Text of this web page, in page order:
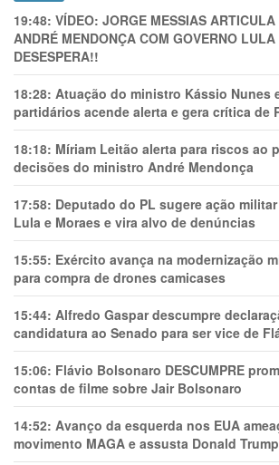
19:48: VÍDEO: JORGE MESSIAS
ANDRÉ MENDONÇA COM GOVERNO
DESESPERA!!
18:28: Atuação do ministro Kássio Nunes
partidários acende alerta e gera crítica de
18:18: Míriam Leitão alerta para riscos ao
decisões do ministro André Mendonça
17:58: Deputado do PL sugere ação
Lula e Moraes e vira alvo de denúncias
15:55: Exército avança na modernização
para compra de drones camicases
15:44: Alfredo Gaspar descumpre
candidatura ao Senado para ser vice de
15:06: Flávio Bolsonaro DESCUMPRE
contas de filme sobre Jair Bolsonaro
14:52: Avanço da esquerda nos EUA
movimento MAGA e assusta Donald Trump